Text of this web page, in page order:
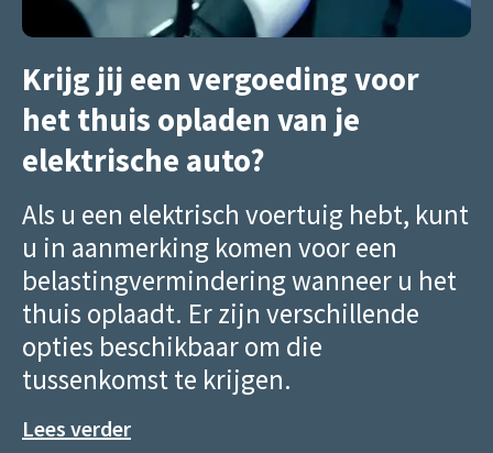
Krijg jij een vergoeding voor
het thuis opladen van je
elektrische auto?
Als u een elektrisch voertuig hebt, kunt
u in aanmerking komen voor een
belastingvermindering wanneer u het
thuis oplaadt. Er zijn verschillende
opties beschikbaar om die
tussenkomst te krijgen.
Lees verder